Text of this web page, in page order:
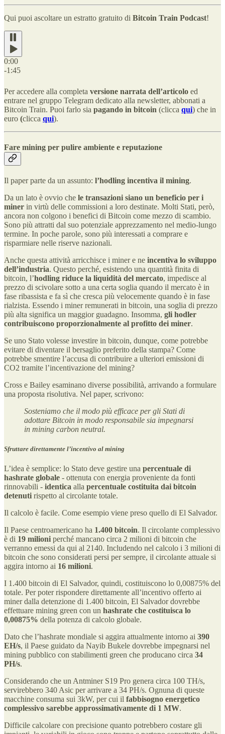
Qui puoi ascoltare un estratto gratuito di Bitcoin Train Podcast!
0:00
-1:45
Per accedere alla completa versione narrata dell’articolo ed
entrare nel gruppo Telegram dedicato alla newsletter, abbonati a
Bitcoin Train. Puoi farlo sia pagando in bitcoin (clicca qui) che in
euro (clicca qui).
Fare mining per pulire ambiente e reputazione
Il paper parte da un assunto: l’hodling incentiva il mining.
Da un lato è ovvio che le transazioni siano un beneficio per i
miner in virtù delle commissioni a loro destinate. Molti Stati, però,
ancora non colgono i benefici di Bitcoin come mezzo di scambio.
Sono più attratti dal suo potenziale apprezzamento nel medio-lungo
termine. In poche parole, sono più interessati a comprare e
risparmiare nelle riserve nazionali.
Anche questa attività arricchisce i miner e ne incentiva lo sviluppo
dell’industria. Questo perché, esistendo una quantità finita di
bitcoin, l’hodling riduce la liquidità del mercato, impedisce al
prezzo di scivolare sotto a una certa soglia quando il mercato è in
fase ribassista e fa sì che cresca più velocemente quando è in fase
rialzista. Essendo i miner remunerati in bitcoin, una soglia di prezzo
più alta significa un maggior guadagno. Insomma, gli hodler
contribuiscono proporzionalmente al profitto dei miner.
Se uno Stato volesse investire in bitcoin, dunque, come potrebbe
evitare di diventare il bersaglio preferito della stampa? Come
potrebbe smentire l’accusa di contribuire a ulteriori emissioni di
CO2 tramite l’incentivazione del mining?
Cross e Bailey esaminano diverse possibilità, arrivando a formulare
una proposta risolutiva. Nel paper, scrivono:
Sosteniamo che il modo più efficace per gli Stati di
adottare Bitcoin in modo responsabile sia impegnarsi
in mining carbon neutral.
Sfruttare direttamente l’incentivo al mining
L’idea è semplice: lo Stato deve gestire una percentuale di
hashrate globale - ottenuta con energia proveniente da fonti
rinnovabili - identica alla percentuale costituita dai bitcoin
detenuti rispetto al circolante totale.
Il calcolo è facile. Come esempio viene preso quello di El Salvador.
Il Paese centroamericano ha 1.400 bitcoin. Il circolante complessivo
è di 19 milioni perché mancano circa 2 milioni di bitcoin che
verranno emessi da qui al 2140. Includendo nel calcolo i 3 milioni di
bitcoin che sono considerati persi per sempre, il circolante attuale si
aggira intorno ai 16 milioni.
I 1.400 bitcoin di El Salvador, quindi, costituiscono lo 0,00875% del
totale. Per poter rispondere direttamente all’incentivo offerto ai
miner dalla detenzione di 1.400 bitcoin, El Salvador dovrebbe
effettuare mining green con un hashrate che costituisca lo
0,00875% della potenza di calcolo globale.
Dato che l’hashrate mondiale si aggira attualmente intorno ai 390
EH/s, il Paese guidato da Nayib Bukele dovrebbe impegnarsi nel
mining pubblico con stabilimenti green che producano circa 34
PH/s.
Considerando che un Antminer S19 Pro genera circa 100 TH/s,
servirebbero 340 Asic per arrivare a 34 PH/s. Ognuna di queste
macchine consuma sui 3kW, per cui il fabbisogno energetico
complessivo sarebbe approssimativamente di 1 MW.
Difficile calcolare con precisione quanto potrebbero costare gli